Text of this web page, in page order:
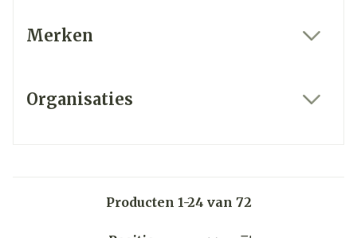
Merken
Organisaties
Producten 1-24 van 72